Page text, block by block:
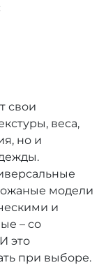
свои
веса,
но и
модели
и
– со
это
при выборе.